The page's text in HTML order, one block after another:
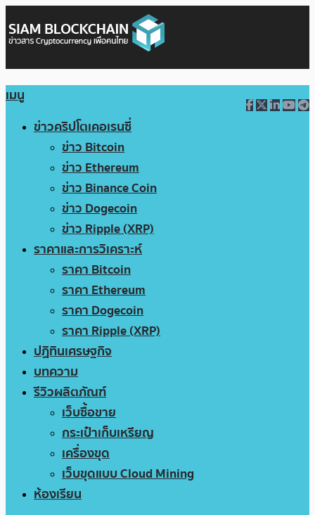
เมนู
ข่าวคริปโตเคอเรนซี่
ข่าว Bitcoin
ข่าว Ethereum
ข่าว Binance Coin
ข่าว Dogecoin
ข่าว Ripple (XRP)
ราคาและการวิเคราะห์
ราคา Bitcoin
ราคา Ethereum
ราคา Dogecoin
ราคา Ripple (XRP)
ปฏิทินเศรษฐกิจ
บทความ
รีวิวผลิตภัณฑ์
เว็บซื้อขาย
กระเป๋าเก็บเหรียญ
เครื่องขุด
เว็บขุดแบบ Cloud Mining
ห้องเรียน